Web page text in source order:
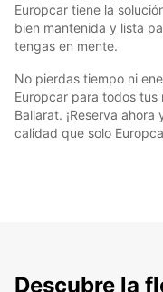
Europcar tiene la
bien mantenida y lista
tengas en mente.
No pierdas tiempo ni
Europcar para todos
Ballarat. ¡Reserva
calidad que solo
Descubre la